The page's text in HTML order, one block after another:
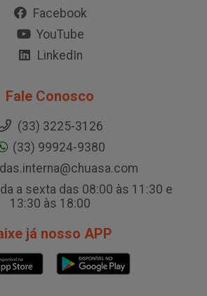
Facebook
YouTube
LinkedIn
Fale Conosco
(33) 3225-3126
(33) 99924-9380
a sexta das 08:00 às 11:30 e
13:30 às 18:00
já nosso APP